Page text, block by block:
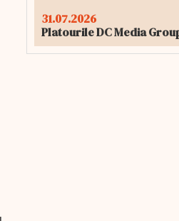
31.07.2026
Platourile DC Media